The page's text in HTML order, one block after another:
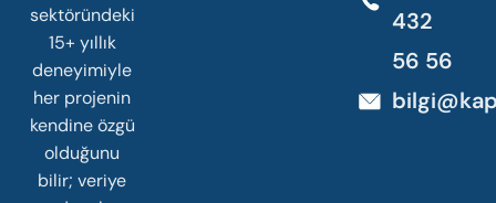
sektöründeki
15+ yıllık
deneyimiyle
her projenin
kendine özgü
olduğunu
bilir; veriye
432
56 56